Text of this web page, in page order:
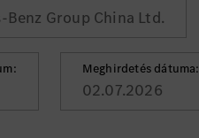
Benz Group China Ltd.
Meghirdetés dátuma:
02.07.2026